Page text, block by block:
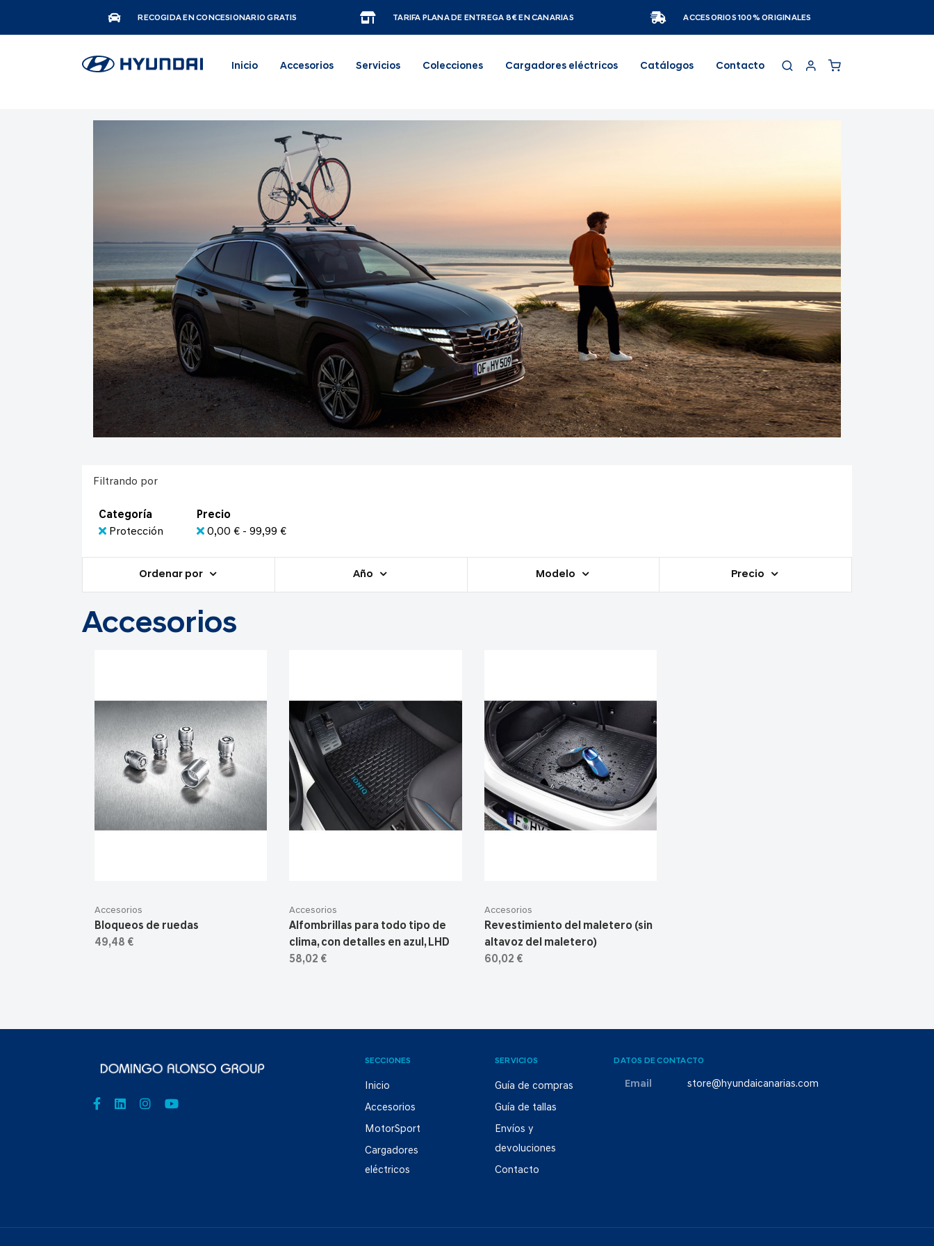
RECOGIDA EN CONCESIONARIO GRATIS TARIFA PLANA DE ENTREGA 8€ EN CANARIAS ACCESORIOS 100% ORIGINALES
Inicio Accesorios Servicios Colecciones Cargadores eléctricos Catálogos Contacto
Filtrando por
Categoría
Protección
Precio
0,00 € - 99,99 €
Ordenar por Año Modelo Precio
Accesorios
Accesorios
Bloqueos de ruedas
49,48 €
Accesorios
Alfombrillas para todo tipo de
clima, con detalles en azul, LHD
58,02 €
Accesorios
Revestimiento del maletero (sin
altavoz del maletero)
60,02 €
SECCIONES
Inicio
Accesorios
MotorSport
Cargadores
eléctricos
SERVICIOS
Guía de compras
Guía de tallas
Envíos y
devoluciones
Contacto
DATOS DE CONTACTO
Email store@hyundaicanarias.com